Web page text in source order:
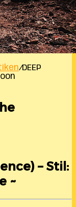
/DEEP
– Stil:
~